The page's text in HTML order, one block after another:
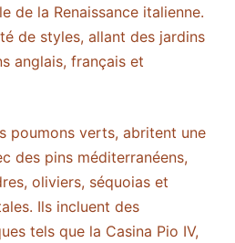
de la Renaissance italienne.
de styles, allant des jardins
anglais, français et
poumons verts, abritent une
des pins méditerranéens,
oliviers, séquoias et
Ils incluent des
tels que la Casina Pio IV,